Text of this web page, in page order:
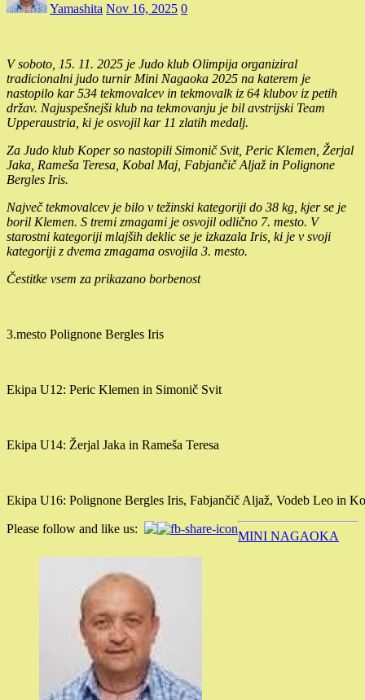
Yamashita Nov 16, 2025 0
V soboto, 15. 11. 2025 je Judo klub Olimpija organiziral
tradicionalni judo turnir Mini Nagaoka 2025 na katerem je
nastopilo kar 534 tekmovalcev in tekmovalk iz 64 klubov iz petih
držav. Najuspešnejši klub na tekmovanju je bil avstrijski Team
Upperaustria, ki je osvojil kar 11 zlatih medalj.
Za Judo klub Koper so nastopili Simonič Svit, Peric Klemen, Žerjal
Jaka, Rameša Teresa, Kobal Maj, Fabjančič Aljaž in Polignone
Bergles Iris.
Največ tekmovalcev je bilo v težinski kategoriji do 38 kg, kjer se je
boril Klemen. S tremi zmagami je osvojil odlično 7. mesto. V
starostni kategoriji mlajših deklic se je izkazala Iris, ki je v svoji
kategoriji z dvema zmagama osvojila 3. mesto.
Čestitke vsem za prikazano borbenost
3.mesto Polignone Bergles Iris
Ekipa U12: Peric Klemen in Simonič Svit
Ekipa U14: Žerjal Jaka in Rameša Teresa
Ekipa U16: Polignone Bergles Iris, Fabjančič Aljaž, Vodeb Leo in
Please follow and like us:
MINI NAGAOKA